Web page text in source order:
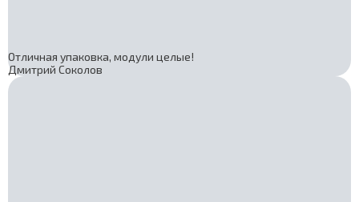
Отличная упаковка, модули целые!
Дмитрий Соколов